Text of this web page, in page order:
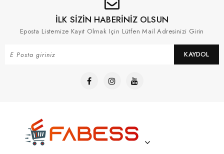
İLK SİZİN HABERİNİZ OLSUN
Eposta Listemize Kayıt Olmak Için Lütfen Mail Adresinizi Girin
KAYDOL